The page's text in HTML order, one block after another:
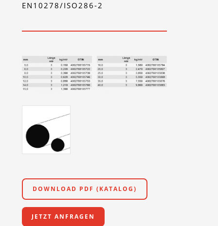
EN10278/ISO286-2
DOWNLOAD PDF (KATALOG)
JETZT ANFRAGEN